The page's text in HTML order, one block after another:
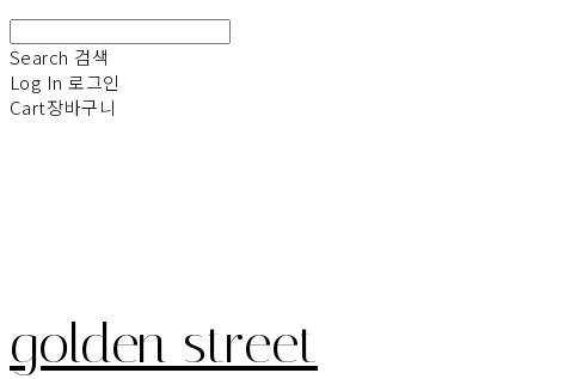
Search 검색
Log In 로그인
Cart장바구니
golden street